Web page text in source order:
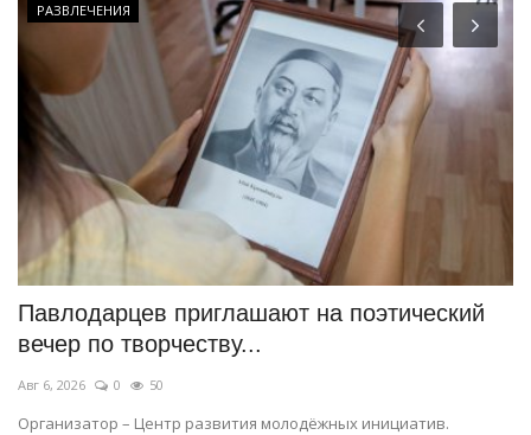
РАЗВЛЕЧЕНИЯ
Павлодарцев приглашают на поэтический
вечер по творчеству...
Авг 6, 2026 0 50
Организатор – Центр развития молодёжных инициатив.